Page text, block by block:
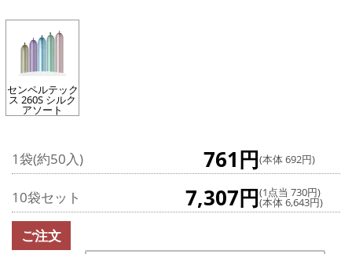
センペルテック
ス 260S シルク
アソート
1袋(約50入) 761円(本体 692円)
10袋セット 7,307円(1点当 730円)
(本体 6,643円)
ご注文